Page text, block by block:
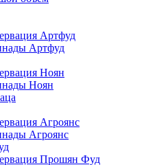
Артфуд
Артфуд
Ноян
Ноян
Агроянс
Агроянс
Прошян Фуд